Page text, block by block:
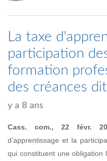
La taxe
participation
formation
des créances
y a 8 ans
Cass. com., 22 févr.
d’apprentissage et la
qui constituent une